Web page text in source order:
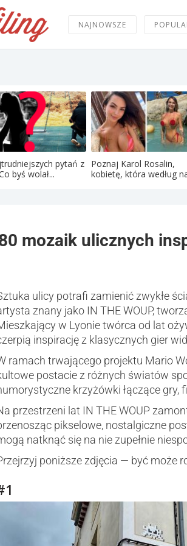
NAJNOWSZE
pytań z
byś wolał...
Poznaj Karol Rosalin,
kobietę, która według
mozaik ulicznych
ulicy potrafi zamienić zwykłe
znany jako IN THE WOUP,
w Lyonie twórca od lat
inspirację z klasycznych gier
ramach trwającego projektu Mario
postacie z różnych światów
krzyżówki łączące gry,
przestrzeni lat IN THE WOUP
pikselowe, nostalgiczne
natknąć się na nie zupełnie
poniższe zdjęcia — być może